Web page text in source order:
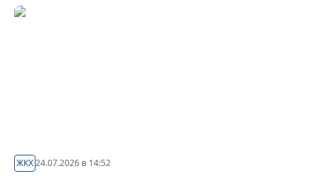
ЖКХ24.07.2026 в 14:52